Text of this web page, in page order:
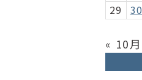
29
30
« 10月